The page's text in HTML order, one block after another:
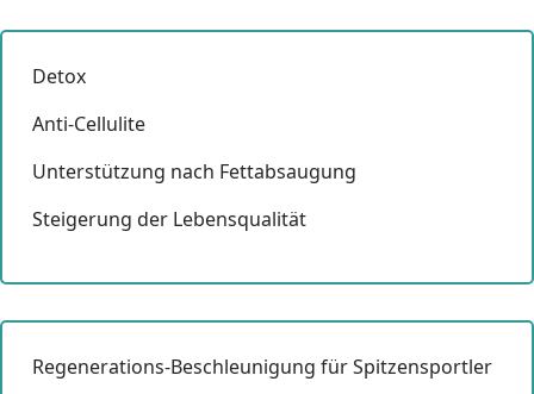
Detox
Anti-Cellulite
Unterstützung nach Fettabsaugung
Steigerung der Lebensqualität
Regenerations-Beschleunigung für Spitzensportler